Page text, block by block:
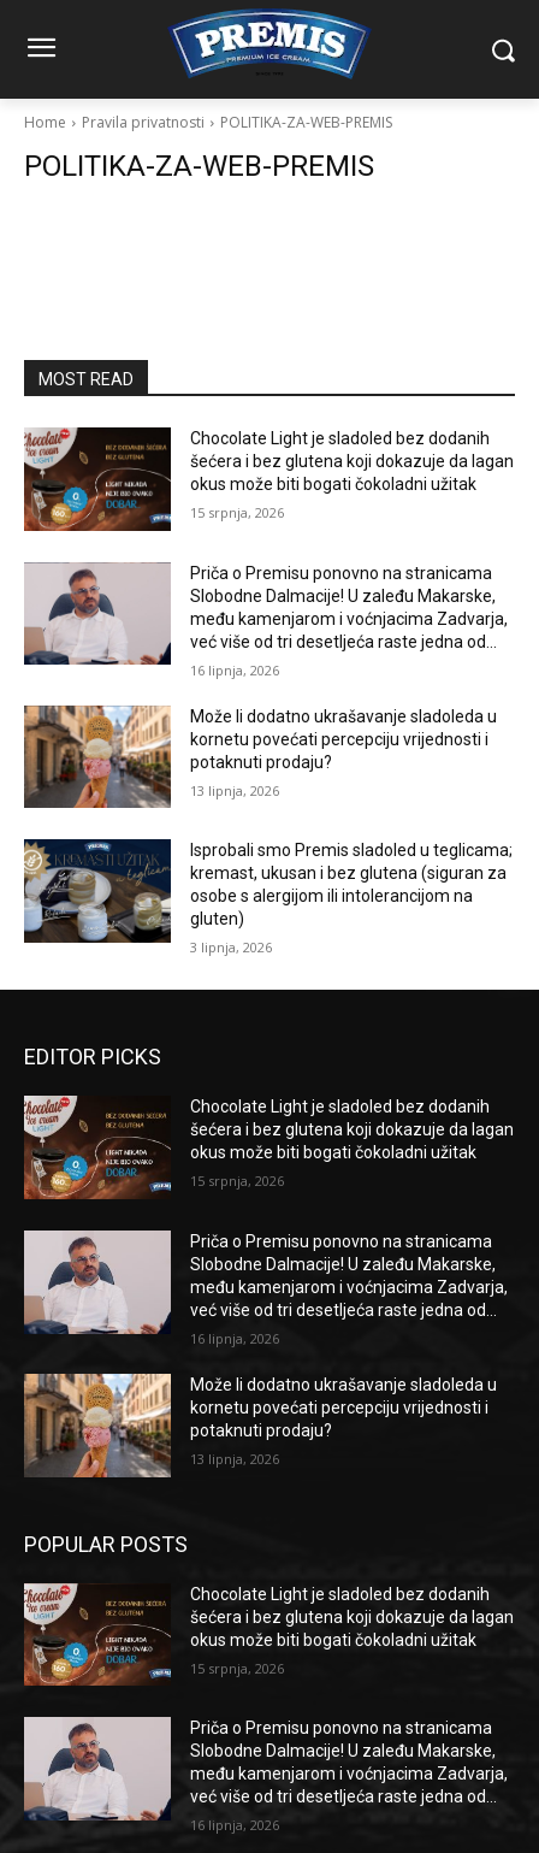
Home Pravila privatnosti POLITIKA-ZA-WEB-PREMIS
POLITIKA-ZA-WEB-PREMIS
MOST READ
Chocolate Light je sladoled bez dodanih
šećera i bez glutena koji dokazuje da lagan
okus može biti bogati čokoladni užitak
15 srpnja, 2026
Priča o Premisu ponovno na stranicama
Slobodne Dalmacije! U zaleđu Makarske,
među kamenjarom i voćnjacima Zadvarja,
već više od tri desetljeća raste jedna od...
16 lipnja, 2026
Može li dodatno ukrašavanje sladoleda u
kornetu povećati percepciju vrijednosti i
potaknuti prodaju?
13 lipnja, 2026
Isprobali smo Premis sladoled u teglicama;
kremast, ukusan i bez glutena (siguran za
osobe s alergijom ili intolerancijom na
gluten)
3 lipnja, 2026
EDITOR PICKS
Chocolate Light je sladoled bez dodanih
šećera i bez glutena koji dokazuje da lagan
okus može biti bogati čokoladni užitak
15 srpnja, 2026
Priča o Premisu ponovno na stranicama
Slobodne Dalmacije! U zaleđu Makarske,
među kamenjarom i voćnjacima Zadvarja,
već više od tri desetljeća raste jedna od...
16 lipnja, 2026
Može li dodatno ukrašavanje sladoleda u
kornetu povećati percepciju vrijednosti i
potaknuti prodaju?
13 lipnja, 2026
POPULAR POSTS
Chocolate Light je sladoled bez dodanih
šećera i bez glutena koji dokazuje da lagan
okus može biti bogati čokoladni užitak
15 srpnja, 2026
Priča o Premisu ponovno na stranicama
Slobodne Dalmacije! U zaleđu Makarske,
među kamenjarom i voćnjacima Zadvarja,
već više od tri desetljeća raste jedna od...
16 lipnja, 2026